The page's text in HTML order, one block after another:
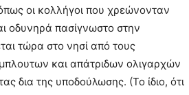
οι κολλήγοι που χρεώνονταν
οδυνηρά πασίγνωστο στην
τώρα στο νησί από τους
και απάτριδων ολιγαρχών
δια της υποδούλωσης. (Το ίδιο, ότι